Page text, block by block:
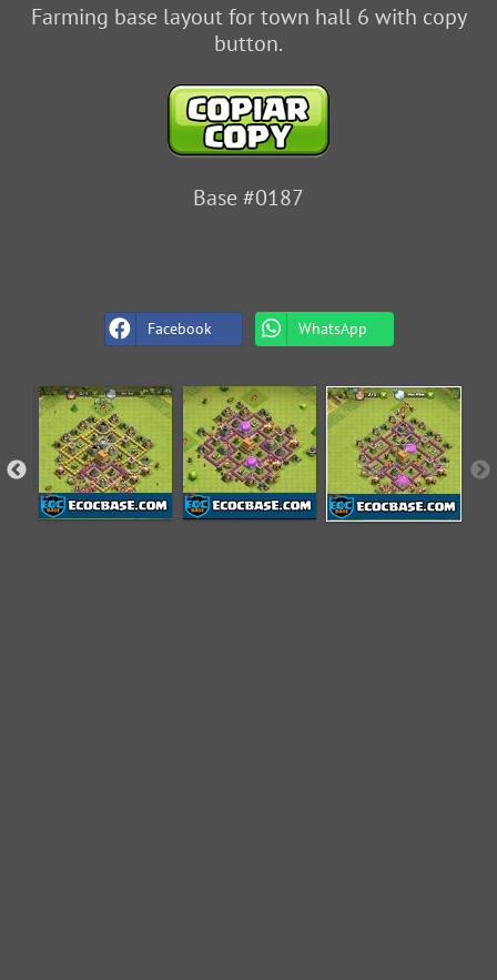
Farming base layout for town hall 6 with copy
button.
Base #0187
Facebook WhatsApp